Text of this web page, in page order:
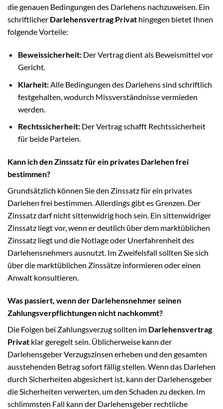
die genauen Bedingungen des Darlehens nachzuweisen. Ein
schriftlicher Darlehensvertrag Privat hingegen bietet Ihnen
folgende Vorteile:
Beweissicherheit:Der Vertrag dient als Beweismittel vor
Gericht.
Klarheit:Alle Bedingungen des Darlehens sind schriftlich
festgehalten, wodurch Missverständnisse vermieden
werden.
Rechtssicherheit:Der Vertrag schafft Rechtssicherheit
für beide Parteien.
Kann ich den Zinssatz für ein privates Darlehen frei
bestimmen?
Grundsätzlich können Sie den Zinssatz für ein privates
Darlehen frei bestimmen. Allerdings gibt es Grenzen. Der
Zinssatz darf nicht sittenwidrig hoch sein. Ein sittenwidriger
Zinssatz liegt vor, wenn er deutlich über dem marktüblichen
Zinssatz liegt und die Notlage oder Unerfahrenheit des
Darlehensnehmers ausnutzt. Im Zweifelsfall sollten Sie sich
über die marktüblichen Zinssätze informieren oder einen
Anwalt konsultieren.
Was passiert, wenn der Darlehensnehmer seinen
Zahlungsverpflichtungen nicht nachkommt?
Die Folgen bei Zahlungsverzug sollten im Darlehensvertrag
Privat klar geregelt sein. Üblicherweise kann der
Darlehensgeber Verzugszinsen erheben und den gesamten
ausstehenden Betrag sofort fällig stellen. Wenn das Darlehen
durch Sicherheiten abgesichert ist, kann der Darlehensgeber
die Sicherheiten verwerten, um den Schaden zu decken. Im
schlimmsten Fall kann der Darlehensgeber rechtliche